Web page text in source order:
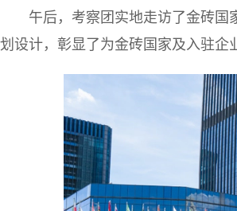
午后，考察团实地走访了金砖国
划设计，彰显了为金砖国家及入驻